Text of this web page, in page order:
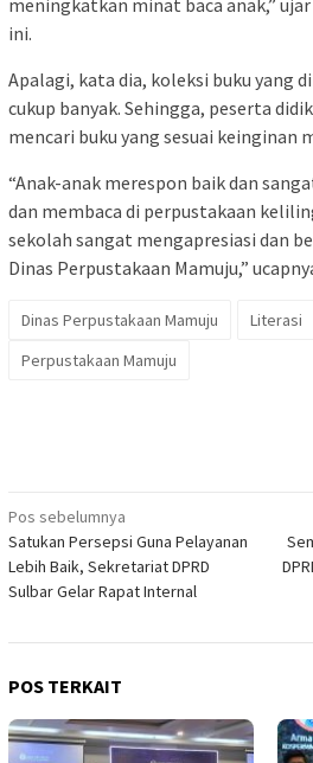
ini.
Apalagi, kata dia, koleksi buku yang
cukup banyak. Sehingga, peserta
mencari buku yang sesuai keinginan
“Anak-anak merespon baik dan
dan membaca di perpustakaan
sekolah sangat mengapresiasi dan
Dinas Perpustakaan Mamuju,”
Dinas Perpustakaan Mamuju Literasi
Perpustakaan Mamuju
Navigasi
pos
Pos sebelumnya
Satukan Persepsi Guna Pelayanan
Lebih Baik, Sekretariat DPRD
Sulbar Gelar Rapat Internal
POS TERKAIT